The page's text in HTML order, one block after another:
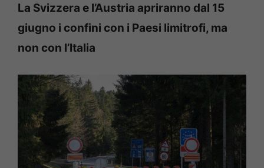
La Svizzera e l’Austria apriranno dal 15
giugno i confini con i Paesi limitrofi, ma
non con l’Italia